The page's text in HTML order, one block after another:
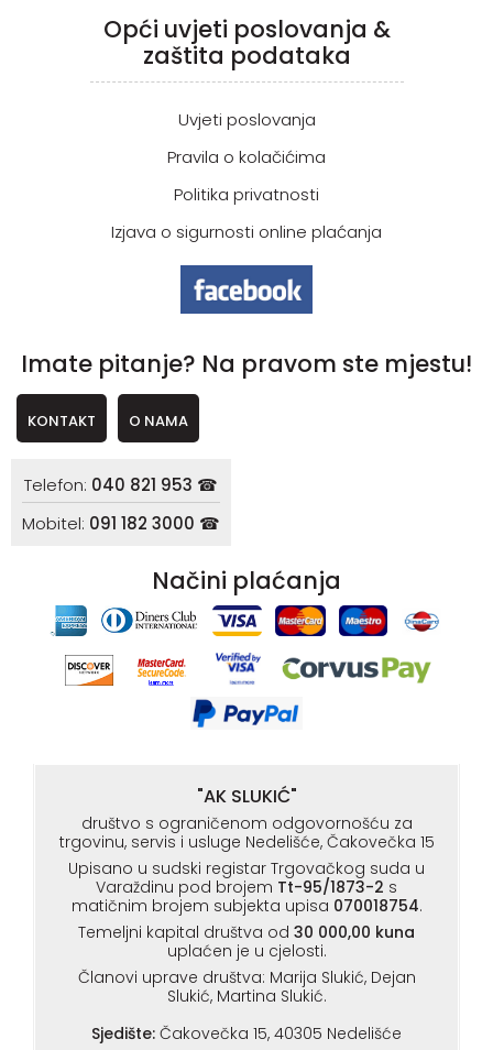
Opći uvjeti poslovanja &
zaštita podataka
Uvjeti poslovanja
Pravila o kolačićima
Politika privatnosti
Izjava o sigurnosti online plaćanja
Imate pitanje? Na pravom ste mjestu!
KONTAKT O NAMA
Telefon: 040 821 953 ☎
Mobitel: 091 182 3000 ☎
Načini plaćanja
"AK SLUKIĆ"
društvo s ograničenom odgovornošću za
trgovinu, servis i usluge Nedelišće, Čakovečka 15
Upisano u sudski registar Trgovačkog suda u
Varaždinu pod brojem Tt-95/1873-2 s
matičnim brojem subjekta upisa 070018754.
Temeljni kapital društva od 30 000,00 kuna
uplaćen je u cjelosti.
Članovi uprave društva: Marija Slukić, Dejan
Slukić, Martina Slukić.
Sjedište: Čakovečka 15, 40305 Nedelišće